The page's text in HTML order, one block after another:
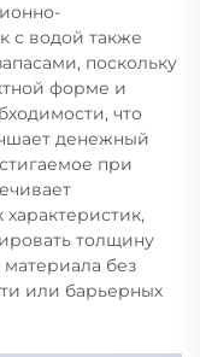
с водой также
поскольку
форме и
что
денежный
при
характеристик,
толщину
без
или барьерных